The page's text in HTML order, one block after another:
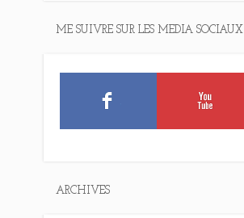
ME SUIVRE SUR LES MEDIA SOCIAUX
ARCHIVES